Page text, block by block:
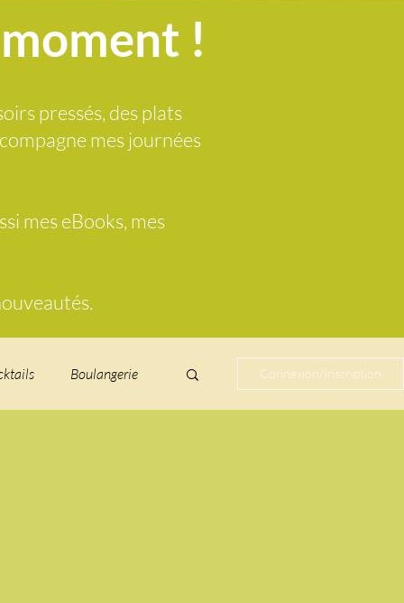
!
pressés, des plats
mes journées
mes eBooks, mes
Boulangerie Connexion/Inscription